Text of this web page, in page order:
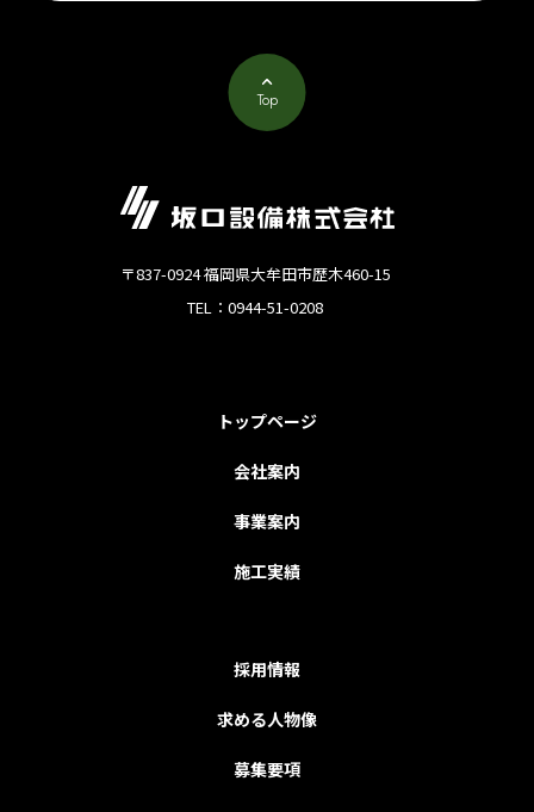
Top
〒837-0924 福岡県大牟田市歴木460-15
TEL：0944-51-0208
トップページ
会社案内
事業案内
施工実績
採用情報
求める人物像
募集要項